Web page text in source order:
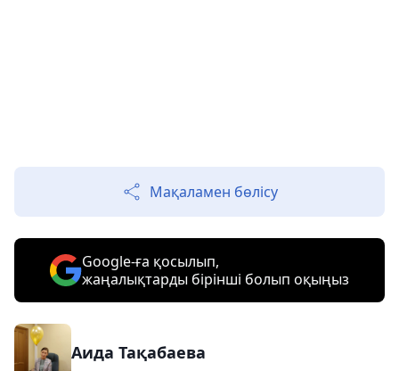
Мақаламен бөлісу
Google-ға қосылып,
жаңалықтарды бірінші болып оқыңыз
Аида Тақабаева